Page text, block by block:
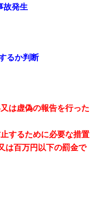
発生
るか判断
は虚偽の報告を行った
するために必要な措置
は百万円以下の罰金で